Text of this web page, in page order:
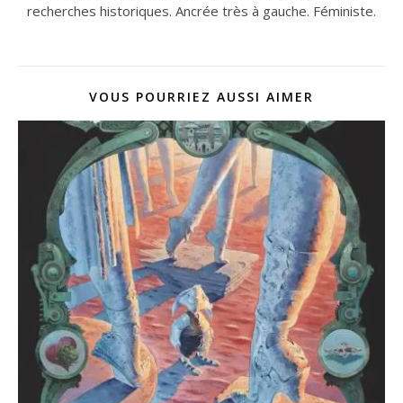
recherches historiques. Ancrée très à gauche. Féministe.
VOUS POURRIEZ AUSSI AIMER